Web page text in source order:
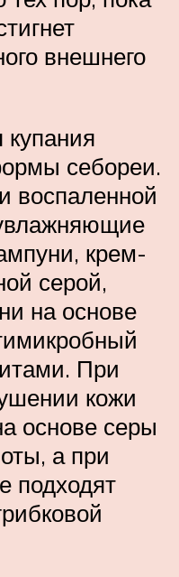
внешнего
себореи.
воспаленной
крем-
серой,
на основе
При
кожи
основе серы
а при
подходят